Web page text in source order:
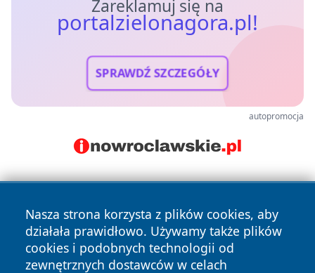
Zareklamuj się na
portalzielonagora.pl!
SPRAWDŹ SZCZEGÓŁY
autopromocja
Nasza strona korzysta z plików cookies, aby
działała prawidłowo. Używamy także plików
cookies i podobnych technologii od
zewnętrznych dostawców w celach
Copyright © 2026 portalzielonagora.pl Wszystkie prawa